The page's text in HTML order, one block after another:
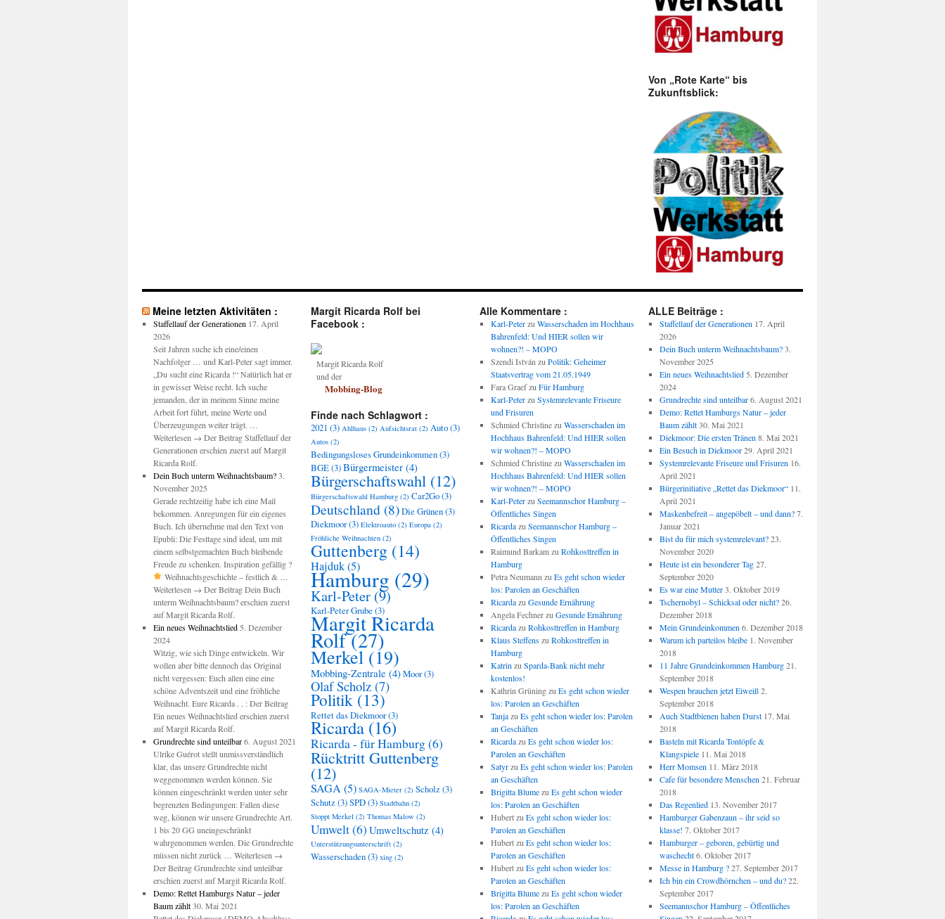
Von „Rote Karte“ bis
Zukunftsblick:
Meine letzten Aktivitäten :
Staffellauf der Generationen 17. April
2026
Seit Jahren suche ich eine/einen
Nachfolger … und Karl-Peter sagt immer.
„Du sucht eine Ricarda !“ Natürlich hat er
in gewisser Weise recht. Ich suche
jemanden, der in meinem Sinne meine
Arbeit fort führt, meine Werte und
Überzeugungen weiter trägt. …
Weiterlesen → Der Beitrag Staffellauf der
Generationen erschien zuerst auf Margit
Ricarda Rolf.
Dein Buch unterm Weihnachtsbaum? 3.
November 2025
Gerade rechtzeitig habe ich eine Mail
bekommen. Anregungen für ein eigenes
Buch. Ich übernehme mal den Text von
Epubli: Die Festtage sind ideal, um mit
einem selbstgemachten Buch bleibende
Freude zu schenken. Inspiration gefällig ?
Weihnachtsgeschichte – festlich & …
Weiterlesen → Der Beitrag Dein Buch
unterm Weihnachtsbaum? erschien zuerst
auf Margit Ricarda Rolf.
Ein neues Weihnachtslied 5. Dezember
2024
Witzig, wie sich Dinge entwickeln. Wir
wollen aber bitte dennoch das Original
nicht vergessen: Euch allen eine eine
schöne Adventszeit und eine fröhliche
Weihnacht. Eure Ricarda . . : Der Beitrag
Ein neues Weihnachtslied erschien zuerst
auf Margit Ricarda Rolf.
Grundrechte sind unteilbar 6. August 2021
Ulrike Guérot stellt unmissverständlich
klar, das unsere Grundrechte nicht
weggenommen werden können. Sie
können eingeschränkt werden unter sehr
begrenzten Bedingungen: Fallen diese
weg, können wir unsere Grundrechte Art.
1 bis 20 GG uneingeschränkt
wahrgenommen werden. Die Grundrechte
müssen nicht zurück … Weiterlesen →
Der Beitrag Grundrechte sind unteilbar
erschien zuerst auf Margit Ricarda Rolf.
Demo: Rettet Hamburgs Natur – jeder
Baum zählt 30. Mai 2021
Margit Ricarda Rolf bei
Facebook :
Margit Ricarda Rolf
und der
Mobbing-Blog
Finde nach Schlagwort :
2021 (3) Ahlhaus (2) Aufsichtsrat (2) Auto(3)
Autos (2)
Bedingungsloses Grundeinkommen(3)
BGE(3)Bürgermeister (4)
Bürgerschaftswahl (12)
Bürgerschaftswahl Hamburg (2) Car2Go(3)
Deutschland (8)Die Grünen(3)
Diekmoor(3) Elektroauto (2) Europa (2)
Fröhliche Weihnachten (2)
Guttenberg (14)
Hajduk(5)
Hamburg (29)
Karl-Peter (9)
Karl-Peter Grube(3)
Margit Ricarda
Rolf(27)
Merkel (19)
Mobbing-Zentrale (4)Moor(3)
Olaf Scholz (7)
Politik (13)
Rettet das Diekmoor(3)
Ricarda (16)
Ricarda - für Hamburg(6)
Rücktritt Guttenberg
(12)
SAGA(5) SAGA-Mieter (2) Scholz(3)
Schutz(3)SPD(3) Stadtbahn (2)
Stoppt Merkel (2) Thomas Malow (2)
Umwelt(6) Umweltschutz (4)
Unterstützungsunterschrift (2)
Wasserschaden(3) xing (2)
Alle Kommentare :
Karl-Peterzu Wasserschaden im Hochhaus
Bahrenfeld: Und HIER sollen wir
wohnen?! – MOPO
Szendi István zu Politik: Geheimer
Staatsvertrag vom 21.05.1949
Fara Graefzu Für Hamburg
Karl-Peterzu Systemrelevante Friseure
und Frisuren
Schmied Christinezu Wasserschaden im
Hochhaus Bahrenfeld: Und HIER sollen
wir wohnen?! – MOPO
Schmied Christinezu Wasserschaden im
Hochhaus Bahrenfeld: Und HIER sollen
wir wohnen?! – MOPO
Karl-Peterzu Seemannschor Hamburg –
Öffentliches Singen
Ricardazu Seemannschor Hamburg –
Öffentliches Singen
Raimund Barkamzu Rohkosttreffen in
Hamburg
Petra Neumann zu Es geht schon wieder
los: Parolen an Geschäften
Ricardazu Gesunde Ernährung
Angela Fechnerzu Gesunde Ernährung
Ricardazu Rohkosttreffen in Hamburg
Klaus Steffenszu Rohkosttreffen in
Hamburg
Katrin zu Sparda-Bank nicht mehr
kostenlos!
Kathrin Grüningzu Es geht schon wieder
los: Parolen an Geschäften
Tanjazu Es geht schon wieder los: Parolen
an Geschäften
Ricardazu Es geht schon wieder los:
Parolen an Geschäften
Satyrzu Es geht schon wieder los: Parolen
an Geschäften
Brigitta Blumezu Es geht schon wieder
los: Parolen an Geschäften
Hubertzu Es geht schon wieder los:
Parolen an Geschäften
Hubertzu Es geht schon wieder los:
Parolen an Geschäften
Hubertzu Es geht schon wieder los:
Parolen an Geschäften
Brigitta Blumezu Es geht schon wieder
los: Parolen an Geschäften
ALLE Beiträge :
Staffellauf der Generationen 17. April
2026
Dein Buch unterm Weihnachtsbaum? 3.
November 2025
Ein neues Weihnachtslied 5. Dezember
2024
Grundrechte sind unteilbar 6. August 2021
Demo: Rettet Hamburgs Natur – jeder
Baum zählt 30. Mai 2021
Diekmoor: Die ersten Tränen 8. Mai 2021
Ein Besuch in Diekmoor 29. April 2021
Systemrelevante Friseure und Frisuren 16.
April 2021
Bürgerinitiative „Rettet das Diekmoor“ 11.
April 2021
Maskenbefreit – angepöbelt – und dann? 7.
Januar 2021
Bist du für mich systemrelevant? 23.
November 2020
Heute ist ein besonderer Tag 27.
September 2020
Es war eine Mutter 3. Oktober 2019
Tschernobyl – Schicksal oder nicht? 26.
Dezember 2018
Mein Grundeinkommen 6. Dezember 2018
Warum ich parteilos bleibe 1. November
2018
11 Jahre Grundeinkommen Hamburg 21.
September 2018
Wespen brauchen jetzt Eiweiß 2.
September 2018
Auch Stadtbienen haben Durst 17. Mai
2018
Basteln mit Ricarda Tontöpfe &
Klangspiele 11. Mai 2018
Herr Momsen 11. März 2018
Cafe für besondere Menschen 21. Februar
2018
Das Regenlied 13. November 2017
Hamburger Gabenzaun – ihr seid so
klasse! 7. Oktober 2017
Hamburger – geboren, gebürtig und
waschecht 6. Oktober 2017
Messe in Hamburg ? 27. September 2017
Ich bin ein Crowdhörnchen – und du? 22.
September 2017
Seemannschor Hamburg – Öffentliches